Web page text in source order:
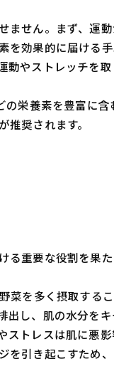
せん。まず、運
効果的に届ける
やストレッチを
栄養素を豊富に
奨されます。
る重要な役割を
菜を多く摂取する
し、肌の水分をキ
トレスは肌に悪
引き起こすため